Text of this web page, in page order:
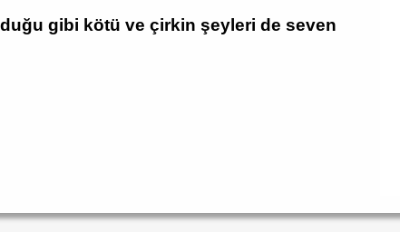
gibi kötü ve çirkin şeyleri de seven